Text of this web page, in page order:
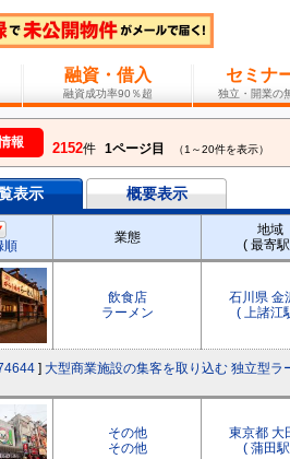
融資・借入
融資成功率90％超
セミナ
独立・開業の
報 2152件 1ページ目 （1～20件を表示）
表示 概要表示
順
業態
地域
( 最寄
飲食店
ラーメン
石川県 金
( 上諸江
] 大型商業施設の集客を取り込む 独立型ラ
その他
その他
東京都 大
( 蒲田